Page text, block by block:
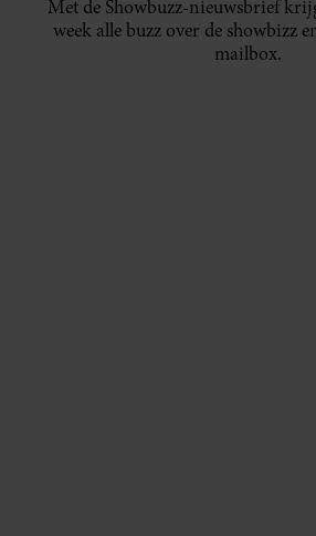
Met de Showbuzz-nieuwsbrief
week alle buzz over de showbizz
mailbox.